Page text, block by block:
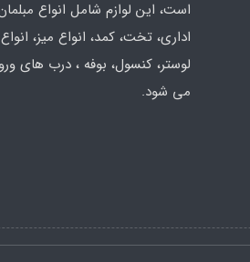
است، این لوازم شامل انواع
اداری، تخت، کمد، انواع میز،
لوستر، کنسول، بوفه ، درب های
می شود.